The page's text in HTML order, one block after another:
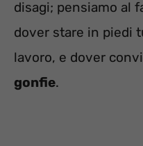
disagi; pensiamo al
dover stare in piedi
lavoro, e dover
gonfie.